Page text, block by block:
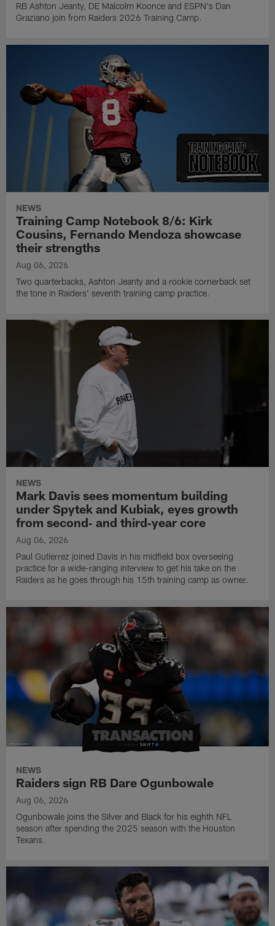
RB Ashton Jeanty, DE Malcolm Koonce and ESPN's Dan
Graziano join from Raiders 2026 Training Camp.
NEWS
Training Camp Notebook 8/6: Kirk
Cousins, Fernando Mendoza showcase
their strengths
Aug 06, 2026
Two quarterbacks, Ashton Jeanty and a rookie cornerback set
the tone in Raiders' seventh training camp practice.
NEWS
Mark Davis sees momentum building
under Spytek and Kubiak, eyes growth
from second‑ and third‑year core
Aug 06, 2026
Paul Gutierrez joined Davis in his midfield box overseeing
practice for a wide-ranging interview to get his take on the
Raiders as he goes through his 15th training camp as owner.
NEWS
Raiders sign RB Dare Ogunbowale
Aug 06, 2026
Ogunbowale joins the Silver and Black for his eighth NFL
season after spending the 2025 season with the Houston
Texans.